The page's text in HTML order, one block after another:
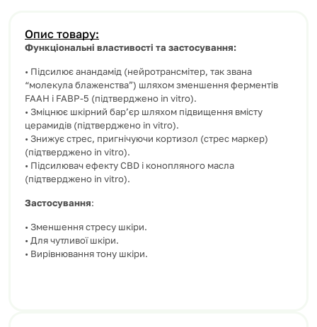
Опис товару:
Функціональні властивості та застосування:
• Підсилює анандамід (нейротрансмітер, так звана
“молекула блаженства”) шляхом зменшення ферментів
FAAH і FABP-5 (підтверджено in vitro).
• Зміцнює шкірний бар’єр шляхом підвищення вмісту
церамидів (підтверджено in vitro).
• Знижує стрес, пригнічуючи кортизол (стрес маркер)
(підтверджено in vitro).
• Підсилювач ефекту CBD і конопляного масла
(підтверджено in vitro).
Застосування:
• Зменшення стресу шкіри.
• Для чутливої шкіри.
• Вирівнювання тону шкіри.